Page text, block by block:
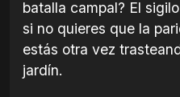
batalla campal? El
si no quieres que la
estás otra vez
jardín.